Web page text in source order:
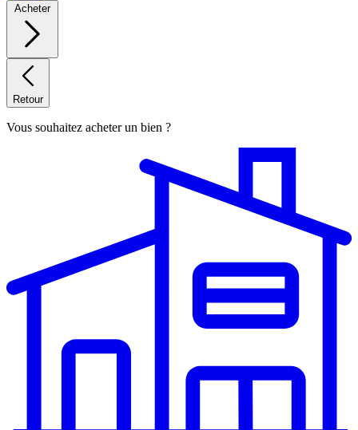
Acheter
Retour
Vous souhaitez acheter un bien ?